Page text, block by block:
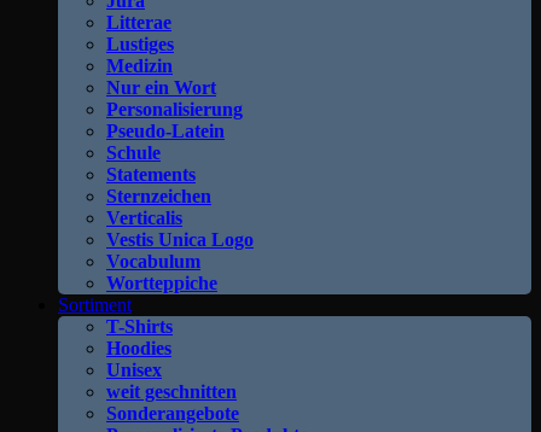
Litterae
Lustiges
Medizin
Nur ein Wort
Personalisierung
Pseudo-Latein
Schule
Statements
Sternzeichen
Verticalis
Vestis Unica Logo
Vocabulum
Wortteppiche
Sortiment
T-Shirts
Hoodies
Unisex
weit geschnitten
Sonderangebote